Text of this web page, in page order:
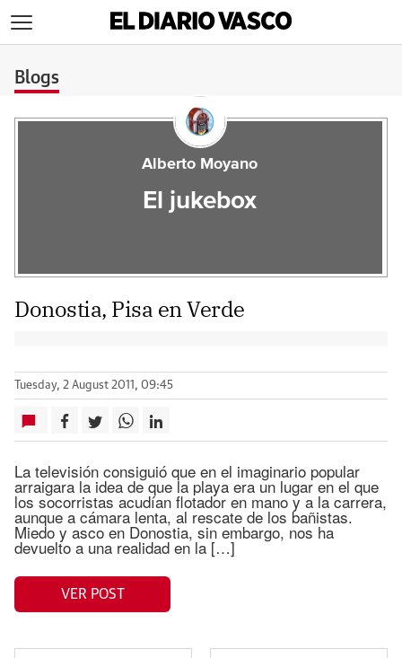
Blogs
Alberto Moyano
El jukebox
Donostia, Pisa en Verde
Tuesday, 2 August 2011, 09:45
La televisión consiguió que en el imaginario popular
arraigara la idea de que la playa era un lugar en el que
los socorristas acudían flotador en mano y a la carrera,
aunque a cámara lenta, al rescate de los bañistas.
Miedo y asco en Donostia, sin embargo, nos ha
devuelto a una realidad en la […]
VER POST